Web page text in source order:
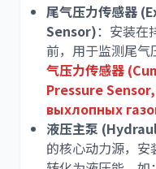
尾气压力传感器
Sensor)：安装在
前，用于监测尾气
气压力传感器
Pressure
выхлопных
液压主泵
的核心动力源，